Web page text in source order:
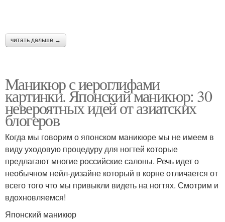
читать дальше →
Маникюр с иероглифами
картинки. Японский маникюр: 30
невероятных идей от азиатских
блогеров
Когда мы говорим о японском маникюре мы не имеем в
виду уходовую процедуру для ногтей которые
предлагают многие российские салоны. Речь идет о
необычном нейл-дизайне который в корне отличается от
всего того что мы привыкли видеть на ногтях. Смотрим и
вдохновляемся!
Японский маникюр